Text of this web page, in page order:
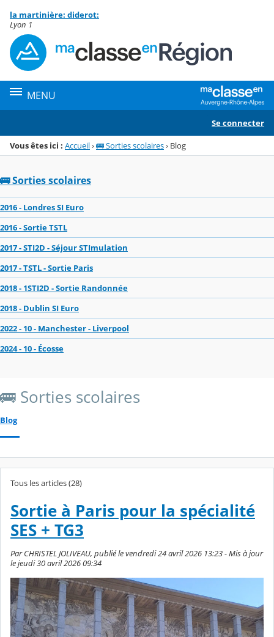
Menu de la rubrique
Contenu
la martinière: diderot:
Lyon 1
MENU
Se connecter
Vous êtes ici : Accueil›🚌 Sorties scolaires› Blog
🚌 Sorties scolaires
2016 - Londres SI Euro
2016 - Sortie TSTL
2017 - STI2D - Séjour STImulation
2017 - TSTL - Sortie Paris
2018 - 1STI2D - Sortie Randonnée
2018 - Dublin SI Euro
2022 - 10 - Manchester - Liverpool
2024 - 10 - Écosse
🚌 Sorties scolaires
Blog
Tous les articles (28)
Sortie à Paris pour la spécialité
SES + TG3
Par CHRISTEL JOLIVEAU, publié le vendredi 24 avril 2026 13:23 - Mis à jour
le jeudi 30 avril 2026 09:34